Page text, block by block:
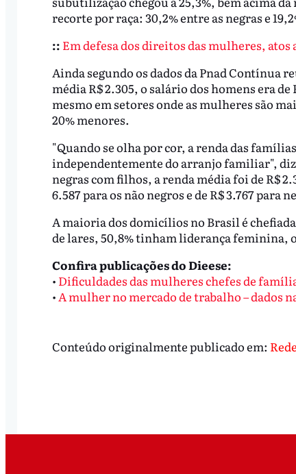
recorte por raça: 30,2% entre as negras e
:: Em defesa dos direitos das mulheres,
Ainda segundo os dados da Pnad Contínua
média R$ 2.305, o salário dos homens era
mesmo em setores onde as mulheres são
20% menores.
"Quando se olha por cor, a renda das
independentemente do arranjo familiar",
negras com filhos, a renda média foi de R$
6.587 para os não negros e de R$ 3.767 para
A maioria dos domicílios no Brasil é
de lares, 50,8% tinham liderança feminina,
Confira publicações do Dieese:
• Dificuldades das mulheres chefes de
• A mulher no mercado de trabalho – dados
Conteúdo originalmente publicado em: